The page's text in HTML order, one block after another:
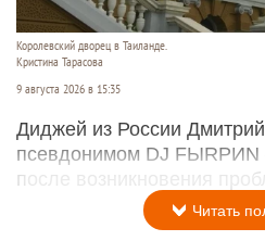
Королевский дворец в Таиланде.
Кристина Тарасова
9 августа 2026 в 15:35
Диджей из России
псевдонимом DJ
после возникновения
Читать